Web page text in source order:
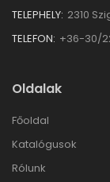
TELEPHELY: 2310
TELEFON: +36-30/
Oldalak
Főoldal
Katalógusok
Rólunk